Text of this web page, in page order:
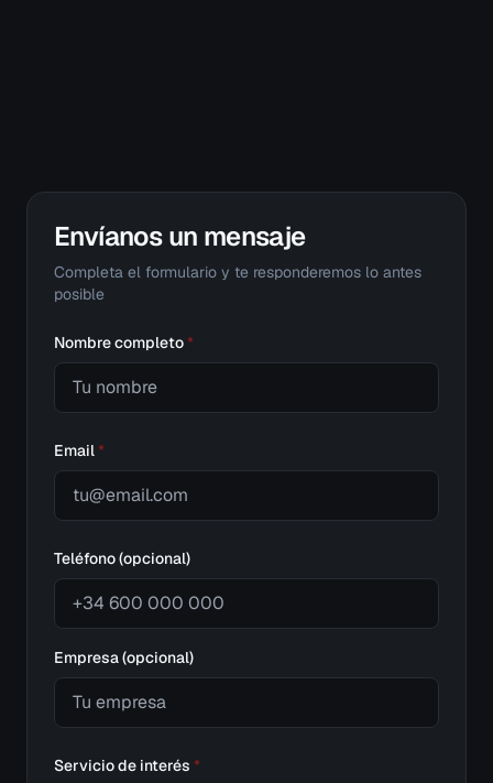
Envíanos un mensaje
Completa el formulario y te responderemos lo antes
posible
Nombre completo*
Email*
Teléfono (opcional)
Empresa (opcional)
Servicio de interés *